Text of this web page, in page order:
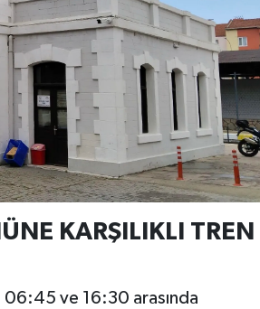
KARŞILIKLI TREN
06:45 ve 16:30 arasında